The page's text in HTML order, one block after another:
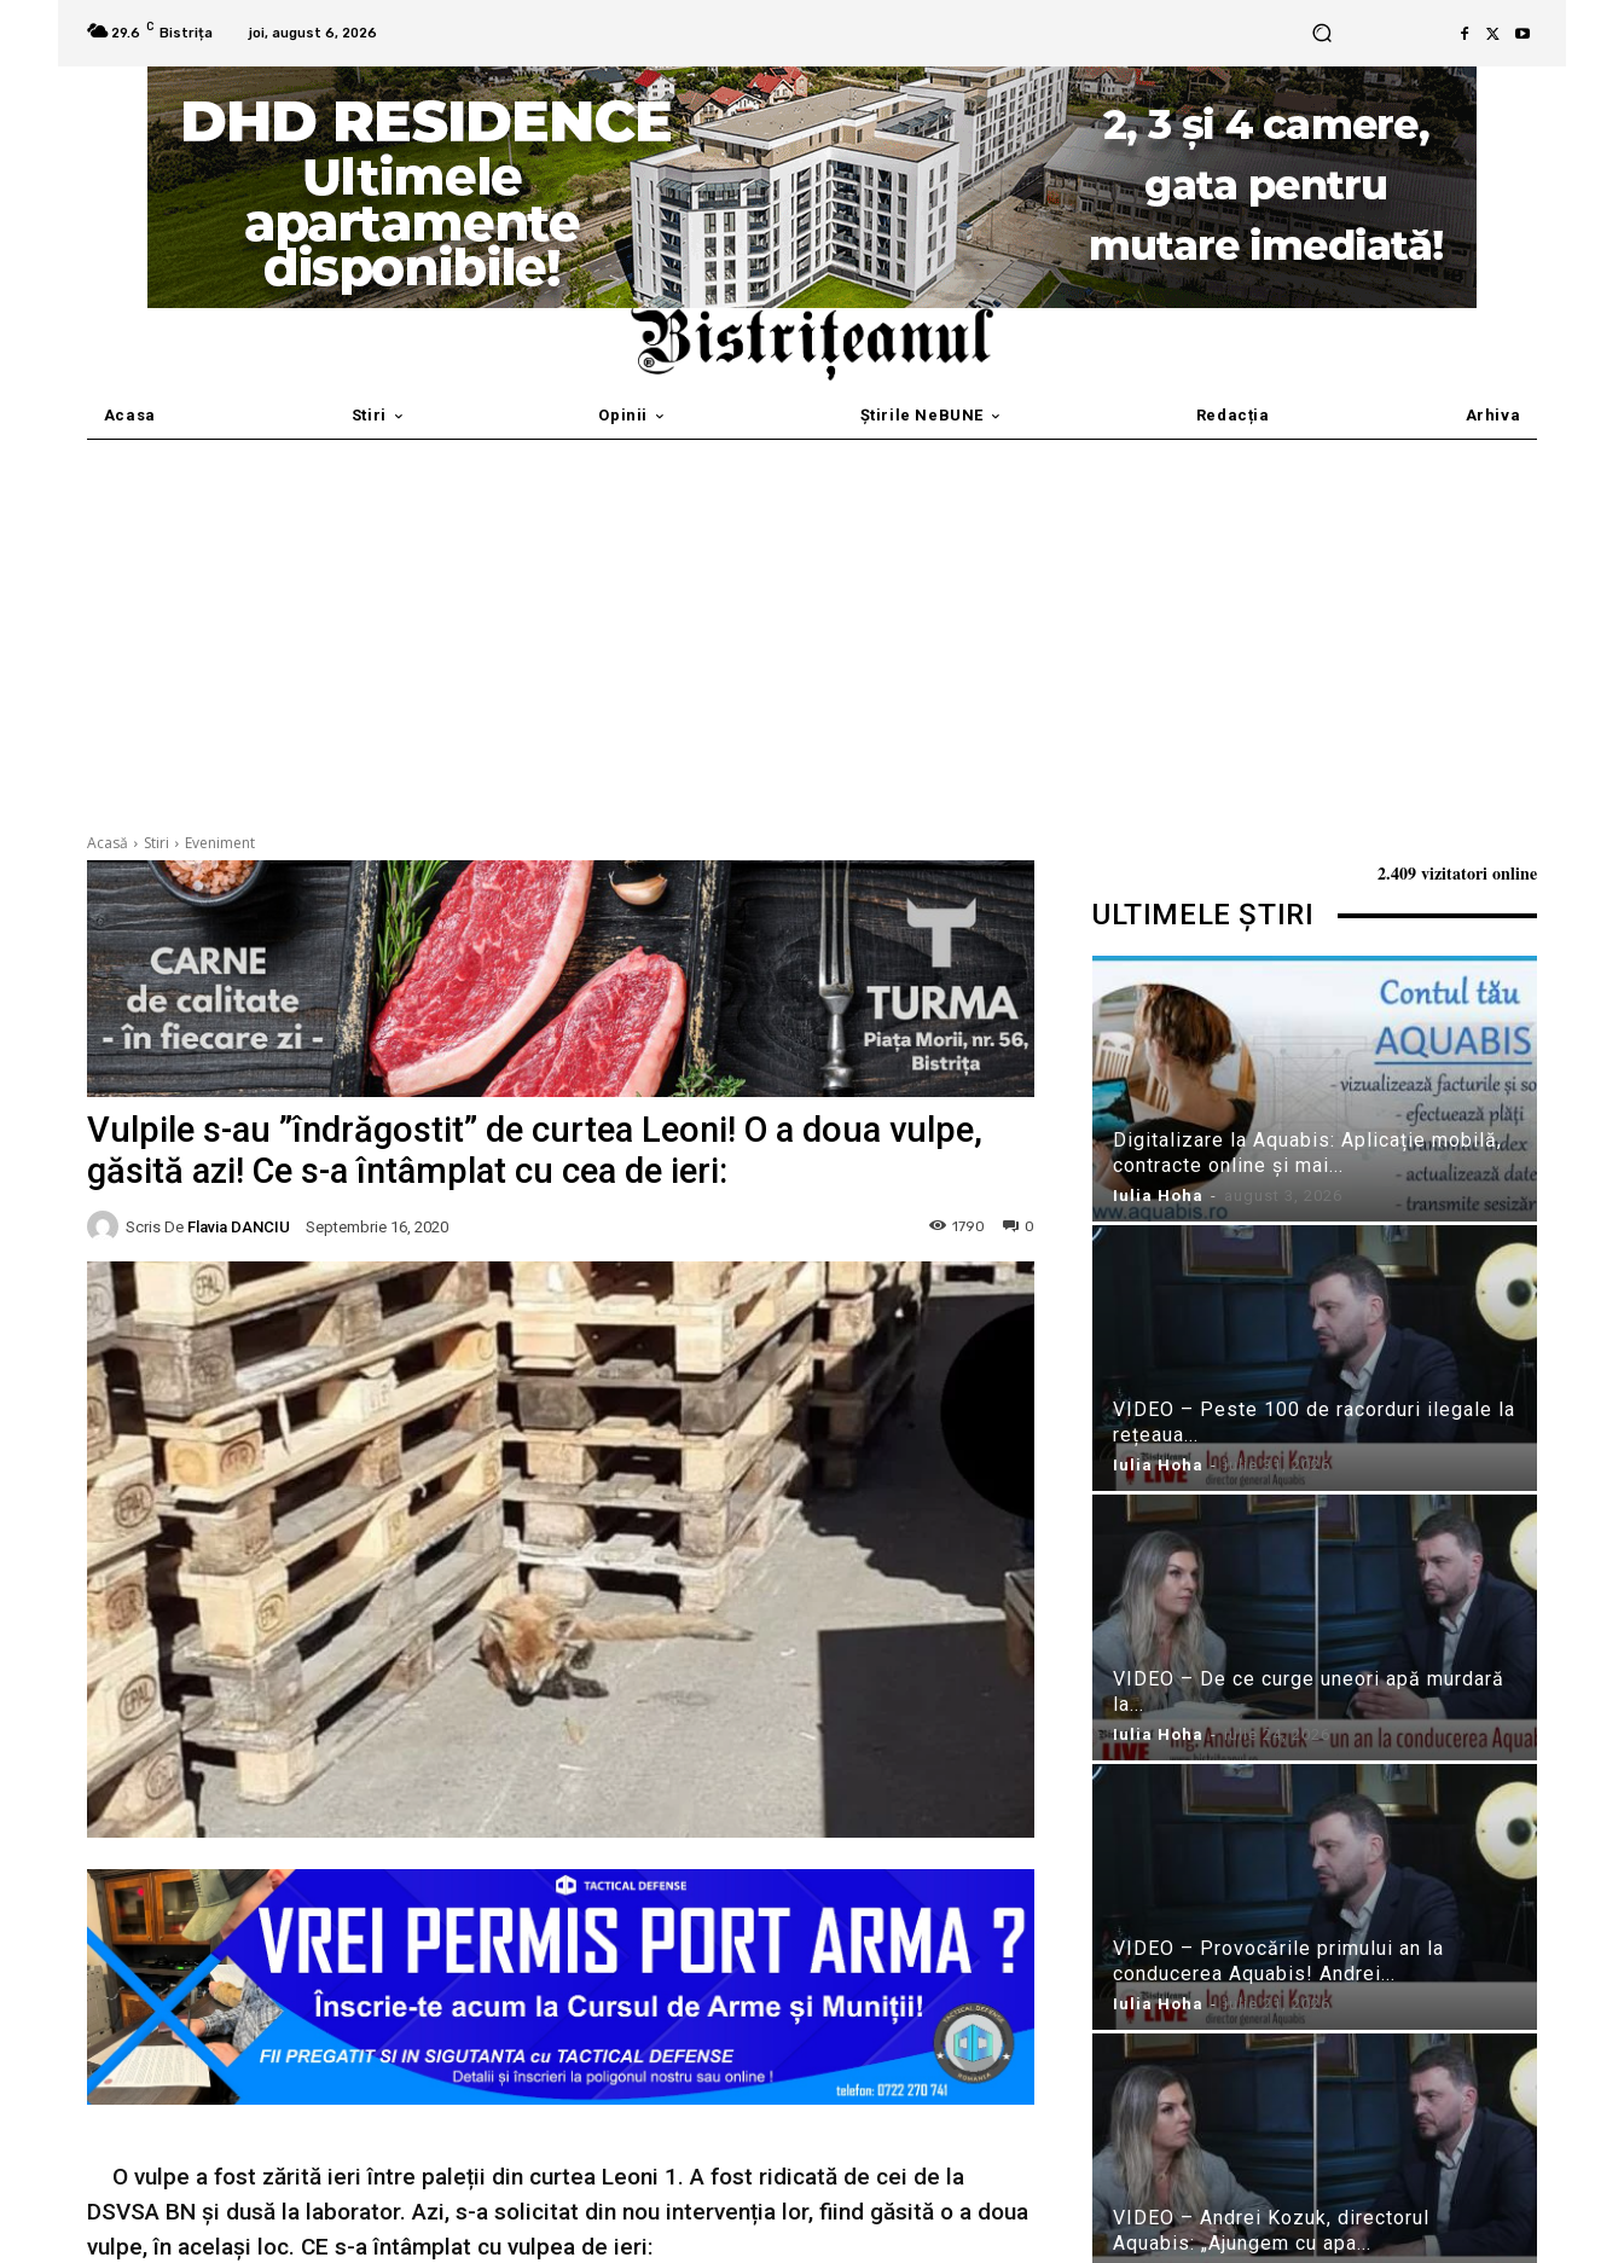
29.6 C Bistrița joi, august 6, 2026
Acasa Stiri Opinii Știrile NeBUNE Redacția Arhiva
Acasă Stiri Eveniment
Vulpile s-au ”îndrăgostit” de curtea Leoni! O a doua vulpe,
găsită azi! Ce s-a întâmplat cu cea de ieri:
Scris De Flavia DANCIU Septembrie 16, 2020 0
1790
O vulpe a fost zărită ieri între paleții din curtea Leoni 1. A fost ridicată de cei de la
DSVSA BN și dusă la laborator. Azi, s-a solicitat din nou intervenția lor, fiind găsită o a doua
vulpe, în același loc. CE s-a întâmplat cu vulpea de ieri:
2.409 vizitatori online
ULTIMELE ȘTIRI
Digitalizare la Aquabis: Aplicație mobilă,
contracte online și mai...
Iulia Hoha - august 3, 2026
VIDEO – Peste 100 de racorduri ilegale la
rețeaua...
Iulia Hoha - iulie 31, 2026
VIDEO – De ce curge uneori apă murdară
la...
Iulia Hoha - iulie 24, 2026
VIDEO – Provocările primului an la
conducerea Aquabis! Andrei...
Iulia Hoha - iulie 21, 2026
VIDEO – Andrei Kozuk, directorul
Aquabis: „Ajungem cu apa...